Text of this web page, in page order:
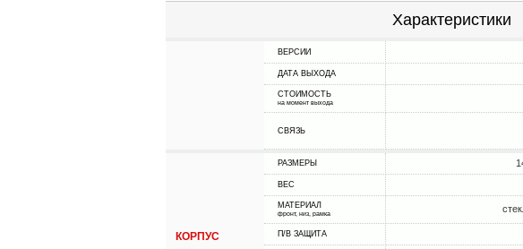
Характеристики
ВЕРСИИ
ДАТА ВЫХОДА
СТОИМОСТЬ
на момент выхода
СВЯЗЬ
КОРПУС
РАЗМЕРЫ
ВЕС
МАТЕРИАЛ
фронт, низ, рамка
П/В ЗАЩИТА